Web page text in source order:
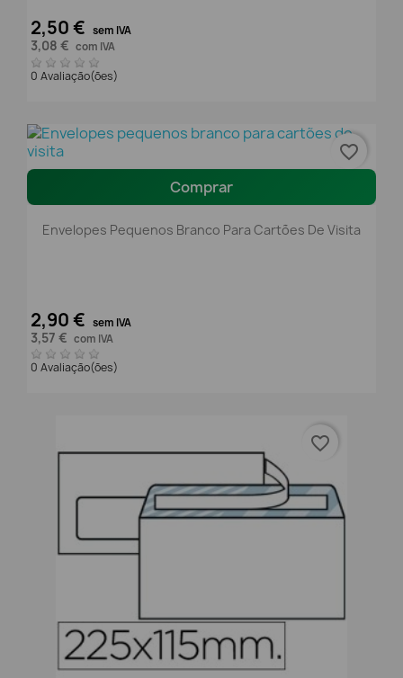
2,50 € sem IVA
3,08 € com IVA
0 Avaliação(ões)
Comprar
Envelopes Pequenos Branco Para Cartões De Visita
2,90 € sem IVA
3,57 € com IVA
0 Avaliação(ões)
favorite_border
favorite_border